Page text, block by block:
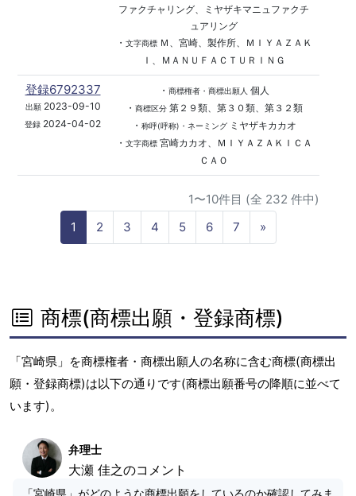
ファクチャリング、ミヤザキマニュファクチ
ュアリング
・ 文字商標Ｍ、宮崎、製作所、ＭＩＹＡＺＡＫ
Ｉ、ＭＡＮＵＦＡＣＴＵＲＩＮＧ
登録6792337
出願2023-09-10
登録 2024-04-02
・ 商標権者・商標出願人 個人
・ 商標区分第２９類、第３０類、第３２類
・ 称呼(呼称)・ネーミングミヤザキカカオ
・ 文字商標宮崎カカオ、ＭＩＹＡＺＡＫＩＣＡ
ＣＡＯ
1〜10件目 (全 232 件中)
1
2 3 4 5 6 7 »
e
商標(商標出願・登録商標)
「宮崎県」を商標権者・商標出願人の名称に含む商標(商標出
願・登録商標)は以下の通りです(商標出願番号の降順に並べて
います)。
弁理士
大瀬 佳之のコメント
「宮崎県」がどのような商標出願をしているのか確認してみま